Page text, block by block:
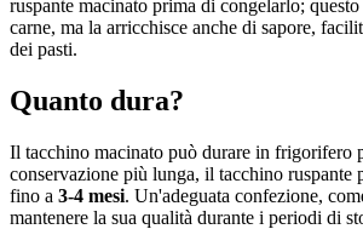
ruspante macinato prima di congelarlo;
carne, ma la arricchisce anche di sapore,
dei pasti.
Quanto dura?
Il tacchino macinato può durare in frigorifero
conservazione più lunga, il tacchino ruspante
fino a 3-4 mesi. Un'adeguata confezione,
mantenere la sua qualità durante i periodi di